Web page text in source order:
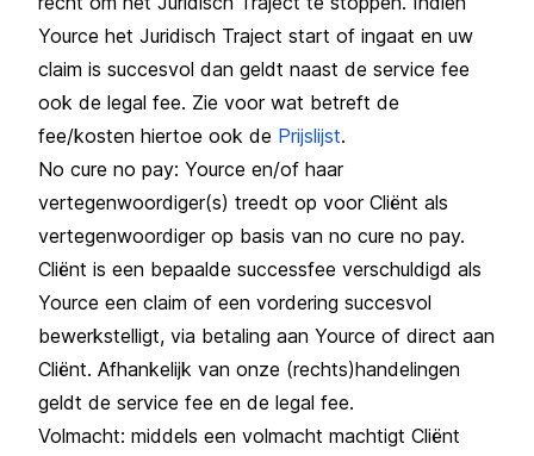
Yource het Juridisch Traject start of ingaat en uw
claim is succesvol dan geldt naast de service fee
ook de legal fee. Zie voor wat betreft de
fee/kosten hiertoe ook de Prijslijst.
No cure no pay: Yource en/of haar
vertegenwoordiger(s) treedt op voor Cliënt als
vertegenwoordiger op basis van no cure no pay.
Cliënt is een bepaalde successfee verschuldigd als
Yource een claim of een vordering succesvol
bewerkstelligt, via betaling aan Yource of direct aan
Cliënt. Afhankelijk van onze (rechts)handelingen
geldt de service fee en de legal fee.
Volmacht: middels een volmacht machtigt Cliënt